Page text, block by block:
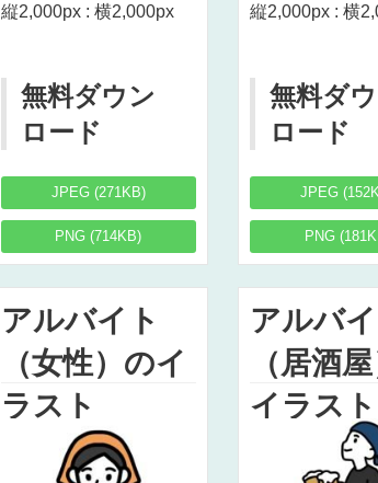
縦2,000px : 横2,000px
無料ダウン
ロード
JPEG (271KB)
PNG (714KB)
縦2,000px : 横
無料ダ
ロード
JPEG
PNG
アルバイト
（女性）のイ
ラスト
アルバ
（居酒
イラスト